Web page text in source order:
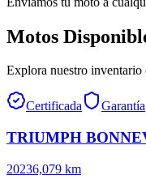
Motos
Explora nuestro inventario
Certificada Garantía
TRIUMPH
20236,079 km